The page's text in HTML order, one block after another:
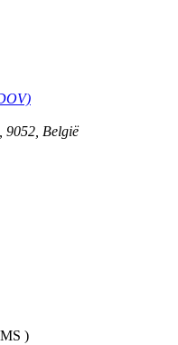
, 9052, België
)